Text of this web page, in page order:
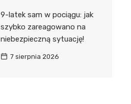
9-latek sam w pociągu: jak
szybko zareagowano na
niebezpieczną sytuację!
7 sierpnia 2026